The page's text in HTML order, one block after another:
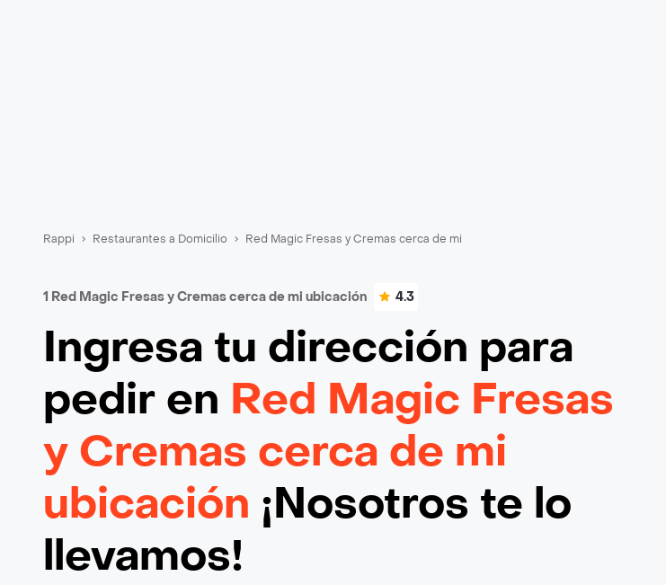
Rappi Restaurantes a Domicilio Red Magic Fresas y Cremas cerca de mi
1 Red Magic Fresas y Cremas cerca de mi ubicación 4.3
Ingresa tu dirección para
pedir en Red Magic Fresas
y Cremas cerca de mi
ubicación ¡Nosotros te lo
llevamos!